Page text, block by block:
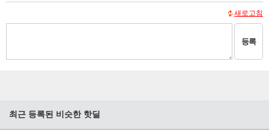
새로고침
등록
최근 등록된 비슷한 핫딜